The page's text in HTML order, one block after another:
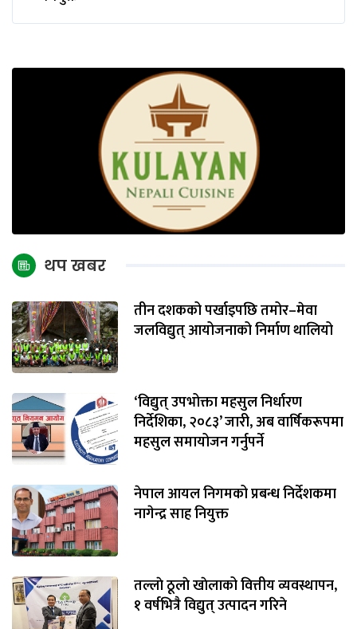
थप खबर
तीन दशकको पर्खाइपछि तमोर–मेवा
जलविद्युत् आयोजनाको निर्माण थालियो
‘विद्युत् उपभोक्ता महसुल निर्धारण
निर्देशिका, २०८३’ जारी, अब वार्षिकरूपमा
महसुल समायोजन गर्नुपर्ने
नेपाल आयल निगमको प्रबन्ध निर्देशकमा
नागेन्द्र साह नियुक्त
तल्लाे ठूलाे खाेलाको वित्तीय व्यवस्थापन,
१ वर्षभित्रै विद्युत् उत्पादन गरिने